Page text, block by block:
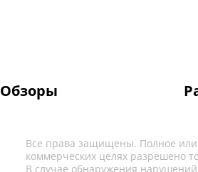
Обзоры
Все права защищены. Полное
коммерческих целях разрешено
В случае обнаружения